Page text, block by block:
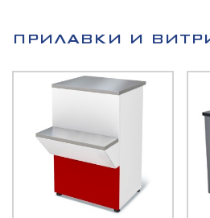
ПРИЛАВКИ И